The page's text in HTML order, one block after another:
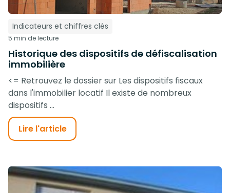
Indicateurs et chiffres clés
5 min de lecture
Historique des dispositifs de défiscalisation
immobilière
<= Retrouvez le dossier sur Les dispositifs fiscaux
dans l'immobilier locatif Il existe de nombreux
dispositifs ...
Lire l'article